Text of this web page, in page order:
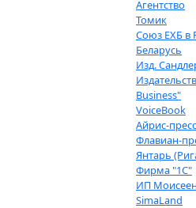
Агентство
Томик
Союз ЕХБ в
Беларусь
Изд.
Business"
VoiceBook
Айрис-
Флавиан-
Янтарь
Фирма "1С"
ИП
SimaLand